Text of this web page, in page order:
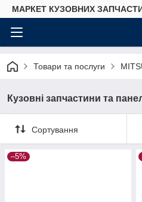
МАРКЕТ КУЗОВНИХ
Товари та послуги
Кузовні запчастини та
Сортування
–5%